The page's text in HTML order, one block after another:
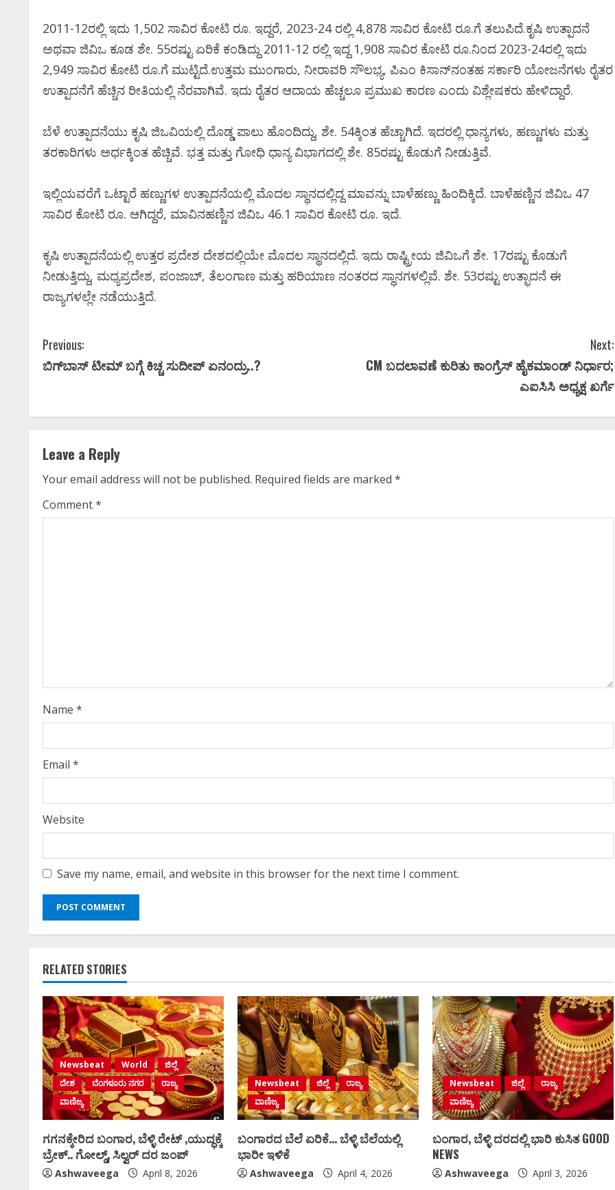
2011-12ರಲ್ಲಿ ಇದು 1,502 ಸಾವಿರ ಕೋಟಿ ರೂ. ಇದ್ದರೆ, 2023-24 ರಲ್ಲಿ 4,878 ಸಾವಿರ ಕೋಟಿ ರೂ.ಗೆ ತಲುಪಿದೆ.ಕೃಷಿ ಉತ್ಪಾದನೆ
ಅಥವಾ ಜಿವಿಒ ಕೂಡ ಶೇ. 55ರಷ್ಟು ಏರಿಕೆ ಕಂಡಿದ್ದು 2011-12 ರಲ್ಲಿ ಇದ್ದ 1,908 ಸಾವಿರ ಕೋಟಿ ರೂ.ನಿಂದ 2023-24ರಲ್ಲಿ ಇದು
2,949 ಸಾವಿರ ಕೋಟಿ ರೂ.ಗೆ ಮುಟ್ಟಿದೆ.ಉತ್ತಮ ಮುಂಗಾರು, ನೀರಾವರಿ ಸೌಲಭ್ಯ, ಪಿಎಂ ಕಿಸಾನ್‌ನಂತಹ ಸರ್ಕಾರಿ ಯೋಜನೆಗಳು ರೈತರ
ಉತ್ಪಾದನೆಗೆ ಹೆಚ್ಚಿನ ರೀತಿಯಲ್ಲಿ ನೆರವಾಗಿವೆ. ಇದು ರೈತರ ಆದಾಯ ಹೆಚ್ಚಲೂ ಪ್ರಮುಖ ಕಾರಣ ಎಂದು ವಿಶ್ಲೇಷಕರು ಹೇಳಿದ್ದಾರೆ.
ಬೆಳೆ ಉತ್ಪಾದನೆಯು ಕೃಷಿ ಜಿಒವಿಯಲ್ಲಿ ದೊಡ್ಡ ಪಾಲು ಹೊಂದಿದ್ದು, ಶೇ. 54ಕ್ಕಿಂತ ಹೆಚ್ಚಾಗಿದೆ. ಇದರಲ್ಲಿ ಧಾನ್ಯಗಳು, ಹಣ್ಣುಗಳು ಮತ್ತು
ತರಕಾರಿಗಳು ಅರ್ಧಕ್ಕಿಂತ ಹೆಚ್ಚಿವೆ. ಭತ್ತ ಮತ್ತು ಗೋಧಿ ಧಾನ್ಯ ವಿಭಾಗದಲ್ಲಿ ಶೇ. 85ರಷ್ಟು ಕೊಡುಗೆ ನೀಡುತ್ತಿವೆ.
ಇಲ್ಲಿಯವರೆಗೆ ಒಟ್ಟಾರೆ ಹಣ್ಣುಗಳ ಉತ್ಪಾದನೆಯಲ್ಲಿ ಮೊದಲ ಸ್ಥಾನದಲ್ಲಿದ್ದ ಮಾವನ್ನು ಬಾಳೆಹಣ್ಣು ಹಿಂದಿಕ್ಕಿದೆ. ಬಾಳೆಹಣ್ಣಿನ ಜಿವಿಒ 47
ಸಾವಿರ ಕೋಟಿ ರೂ. ಆಗಿದ್ದರೆ, ಮಾವಿನಹಣ್ಣಿನ ಜಿವಿಒ 46.1 ಸಾವಿರ ಕೋಟಿ ರೂ. ಇದೆ.
ಕೃಷಿ ಉತ್ಪಾದನೆಯಲ್ಲಿ ಉತ್ತರ ಪ್ರದೇಶ ದೇಶದಲ್ಲಿಯೇ ಮೊದಲ ಸ್ಥಾನದಲ್ಲಿದೆ. ಇದು ರಾಷ್ಟ್ರೀಯ ಜಿವಿಒಗೆ ಶೇ. 17ರಷ್ಟು ಕೊಡುಗೆ
ನೀಡುತ್ತಿದ್ದು, ಮಧ್ಯಪ್ರದೇಶ, ಪಂಜಾಬ್, ತೆಲಂಗಾಣ ಮತ್ತು ಹರಿಯಾಣ ನಂತರದ ಸ್ಥಾನಗಳಲ್ಲಿವೆ. ಶೇ. 53ರಷ್ಟು ಉತ್ಫಾದನೆ ಈ
ರಾಜ್ಯಗಳಲ್ಲೇ ನಡೆಯುತ್ತಿದೆ.
C
o
i
n
u
i
n
g
Previous:
ಬಿಗ್​ಬಾಸ್​ ಟೀಮ್​ ಬಗ್ಗೆ ಕಿಚ್ಚ ಸುದೀಪ್​ ಏನಂದ್ರು..?
Next:
CM ಬದಲಾವಣೆ ಕುರಿತು ಕಾಂಗ್ರೆಸ್ ಹೈಕಮಾಂಡ್ ನಿರ್ಧಾರ;
ಎಐಸಿಸಿ ಅಧ್ಯಕ್ಷ ಖರ್ಗೆ
Leave a Reply
Your email address will not be published. Required fields are marked *
Comment*
Name *
Email *
Website
Save my name, email, and website in this browser for the next time I comment.
RELATED STORIES
Newsbeat World
ಜಿಲ್ಲೆ
ದೇಶ
ಬೆಂಗಳೂರು ನಗರ
ರಾಜ್ಯ
ವಾಣಿಜ್ಯ
ಗಗನಕ್ಕೇರಿದ ಬಂಗಾರ, ಬೆಳ್ಳಿ ರೇಟ್‌ ,ಯುದ್ಧಕ್ಕೆ
ಬ್ರೇಕ್‌.. ಗೋಲ್ಡ್‌, ಸಿಲ್ವರ್‌ ದರ ಜಂಪ್‌
Ashwaveega April 8, 2026
Newsbeat ಜಿಲ್ಲೆ
ರಾಜ್ಯ
ವಾಣಿಜ್ಯ
ಬಂಗಾರದ ಬೆಲೆ ಏರಿಕೆ… ಬೆಳ್ಳಿ ಬೆಲೆಯಲ್ಲಿ
ಭಾರೀ ಇಳಿಕೆ
Ashwaveega April 4, 2026
Newsbeat ಜಿಲ್ಲೆ
ರಾಜ್ಯ
ವಾಣಿಜ್ಯ
ಬಂಗಾರ, ಬೆಳ್ಳಿ ದರದಲ್ಲಿ ಭಾರಿ ಕುಸಿತ GOOD
NEWS
Ashwaveega April 3, 2026
ಚಿತ್ರರಂಗಕ್ಕೆ ದೊಡ್ಡ
ʻಹಿಟ್ಲರ್ ಕಲ್ಯಾಣʼ
ದುರಂತ ಅಂತ್ಯ!
Newsbeat ರಾಜ್ಯ
ಆಶೀರ್ವಾದ ಪಡೆದ ಡಿಕೆಶಿ..!
ಡಿ.ಕೆ ಶಿವಕುಮಾರ್‌ ಸಂಪುಟಕ್ಕೆ
ಅಶ್ವವೇಗಕ್ಕೆ ಸಿಕ್ಕಿದೆ
ಲಿಸ್ಟ್‌
June 3, 2026 0